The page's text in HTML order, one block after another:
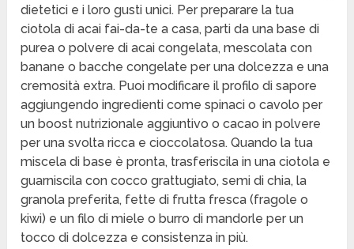
dietetici e i loro gusti unici. Per preparare la tua
ciotola di acai fai-da-te a casa, parti da una base di
purea o polvere di acai congelata, mescolata con
banane o bacche congelate per una dolcezza e una
cremosità extra. Puoi modificare il profilo di sapore
aggiungendo ingredienti come spinaci o cavolo per
un boost nutrizionale aggiuntivo o cacao in polvere
per una svolta ricca e cioccolatosa. Quando la tua
miscela di base è pronta, trasferiscila in una ciotola e
guarniscila con cocco grattugiato, semi di chia, la
granola preferita, fette di frutta fresca (fragole o
kiwi) e un filo di miele o burro di mandorle per un
tocco di dolcezza e consistenza in più.